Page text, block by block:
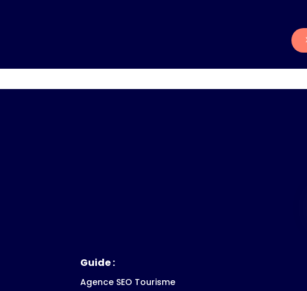
Guide :
Agence SEO Tourisme